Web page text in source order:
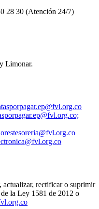
28 30 (Atención 24/7)
Limonar.
actualizar, rectificar o suprimir
la Ley 1581 de 2012 o